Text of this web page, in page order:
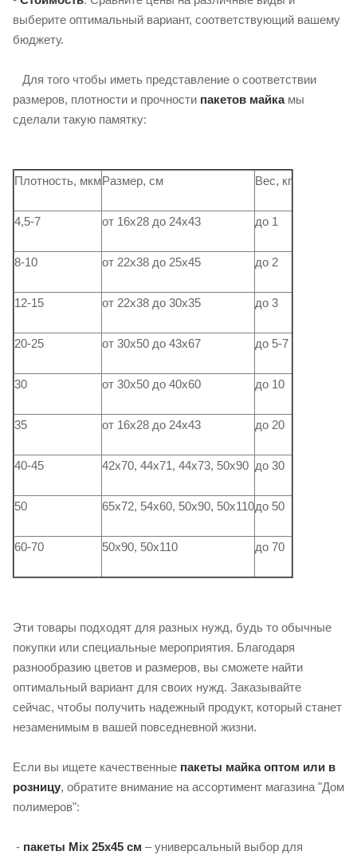
выберите оптимальный вариант, соответствующий вашему
бюджету.
Для того чтобы иметь представление о соответствии
размеров, плотности и прочности пакетов майкамы
сделали такую ​​памятку:
Плотность, мкмРазмер, см Вес, кг
4,5-7 от 16х28 до 24х43 до 1
8-10 от 22х38 до 25х45 до 2
12-15 от 22х38 до 30х35 до 3
20-25 от 30х50 до 43х67 до 5-7
30 от 30х50 до 40х60 до 10
35 от 16х28 до 24х43 до 20
40-45 42х70, 44х71, 44х73, 50х90 до 30
50 65х72, 54х60, 50х90, 50х110до 50
60-70 50х90, 50х110 до 70
Эти товары подходят для разных нужд, будь то обычные
покупки или специальные мероприятия. Благодаря
разнообразию цветов и размеров, вы сможете найти
оптимальный вариант для своих нужд. Заказывайте
сейчас, чтобы получить надежный продукт, который станет
незаменимым в вашей повседневной жизни.
Если вы ищете качественные пакеты майка оптом или в
розницу, обратите внимание на ассортимент магазина "Дом
полимеров":
- пакеты Mix 25х45 см – универсальный выбор для